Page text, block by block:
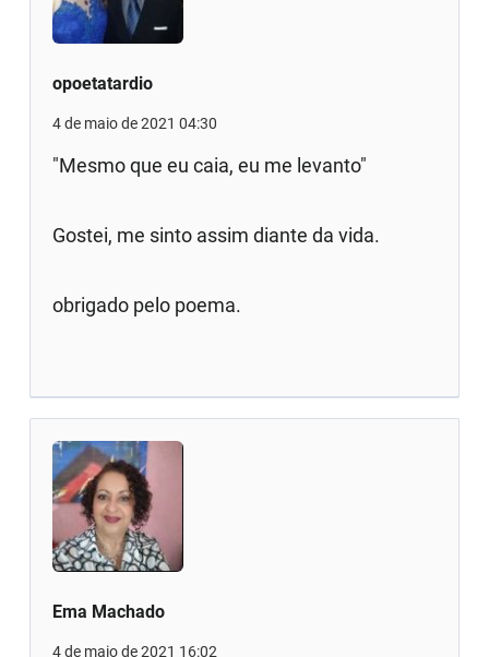
opoetatardio
4 de maio de 2021 04:30
"Mesmo que eu caia, eu me levanto"
Gostei, me sinto assim diante da vida.
obrigado pelo poema.
Ema Machado
4 de maio de 2021 16:02